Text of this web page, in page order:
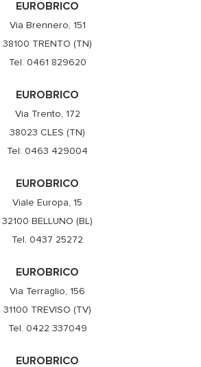
EUROBRICO
Via Brennero, 151
38100 TRENTO (TN)
Tel. 0461 829620
EUROBRICO
Via Trento, 172
38023 CLES (TN)
Tel: 0463 429004
EUROBRICO
Viale Europa, 15
32100 BELLUNO (BL)
Tel. 0437 25272
EUROBRICO
Via Terraglio, 156
31100 TREVISO (TV)
Tel. 0422 337049
EUROBRICO